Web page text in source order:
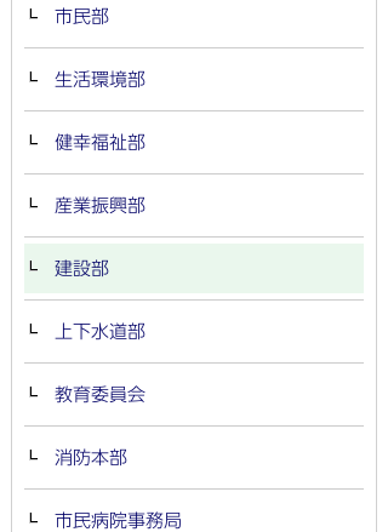
市民部
生活環境部
健幸福祉部
産業振興部
建設部
上下水道部
教育委員会
消防本部
市民病院事務局